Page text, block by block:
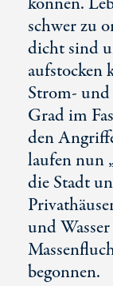
schwer zu
dicht sind
aufstocken
Strom- und
Grad im
den
laufen nun
die Stadt
und
begonnen.